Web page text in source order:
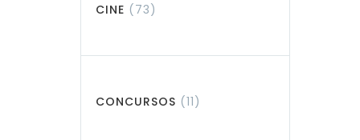
CINE (73)
CONCURSOS (11)